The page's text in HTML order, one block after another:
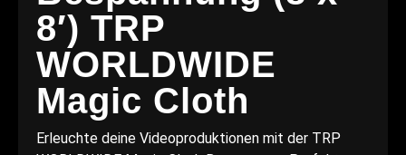
8′) TRP
WORLDWIDE
Magic Cloth
Erleuchte deine Videoproduktionen mit der TRP